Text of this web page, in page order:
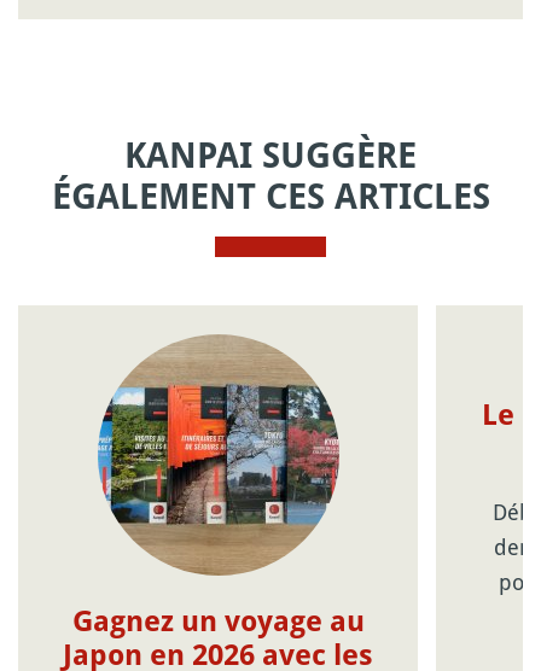
KANPAI SUGGÈRE
ÉGALEMENT CES ARTICLES
Gagnez un voyage au
Japon en 2026 avec les
Le